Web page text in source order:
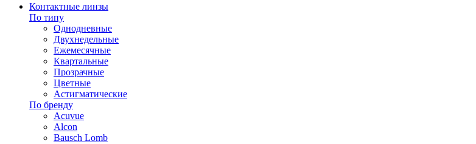
Контактные линзы
По типу
Однодневные
Двухнедельные
Ежемесячные
Квартальные
Прозрачные
Цветные
Астигматические
По бренду
Acuvue
Alcon
Bausch Lomb